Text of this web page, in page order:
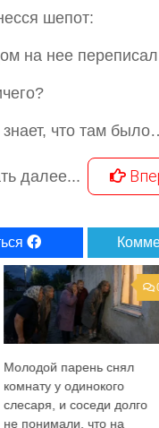
шепот:
на нее
что там
далее...
Молодой парень снял
комнату у одинокого
слесаря, и соседи долго
не понимали, что на